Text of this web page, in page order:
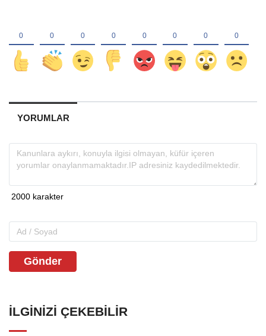
YORUMLAR
Gönder
İLGINIZI ÇEKEBILIR